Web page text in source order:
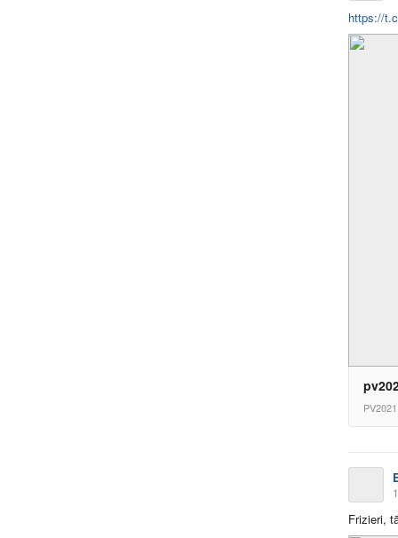
https://
Frizieri,